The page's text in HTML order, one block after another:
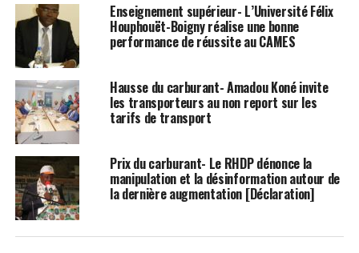
Enseignement supérieur- L’Université Félix
Houphouët-Boigny réalise une bonne
performance de réussite au CAMES
Hausse du carburant- Amadou Koné invite
les transporteurs au non report sur les
tarifs de transport
Prix du carburant- Le RHDP dénonce la
manipulation et la désinformation autour de
la dernière augmentation [Déclaration]